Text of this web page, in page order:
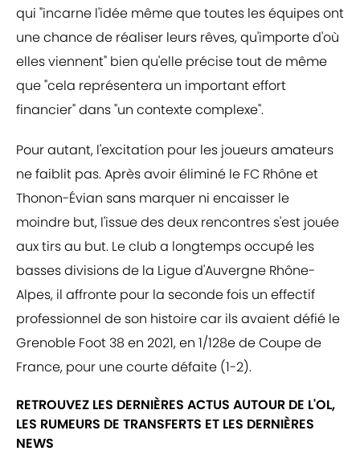
qui "incarne l'idée même que toutes les équipes ont
une chance de réaliser leurs rêves, qu'importe d'où
elles viennent" bien qu'elle précise tout de même
que "cela représentera un important effort
financier" dans "un contexte complexe".
Pour autant, l'excitation pour les joueurs amateurs
ne faiblit pas. Après avoir éliminé le FC Rhône et
Thonon-Évian sans marquer ni encaisser le
moindre but, l'issue des deux rencontres s'est jouée
aux tirs au but. Le club a longtemps occupé les
basses divisions de la Ligue d'Auvergne Rhône-
Alpes, il affronte pour la seconde fois un effectif
professionnel de son histoire car ils avaient défié le
Grenoble Foot 38 en 2021, en 1/128e de Coupe de
France, pour une courte défaite (1-2).
RETROUVEZ LES DERNIÈRES ACTUS AUTOUR DE L'OL,
LES RUMEURS DE TRANSFERTS ET LES DERNIÈRES
NEWS